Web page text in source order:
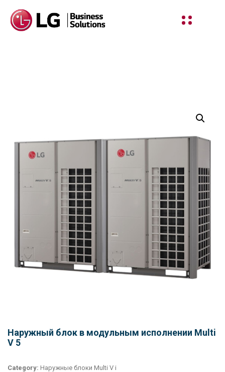
Shop Details
Наружный блок в модульным исполнении Multi
V 5
Category: Наружные блоки Multi V i